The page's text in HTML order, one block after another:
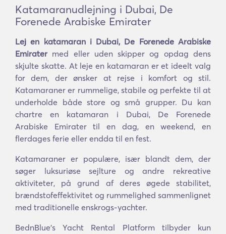
Katamaranudlejning i Dubai, De
Forenede Arabiske Emirater
Lej en katamaran i Dubai, De Forenede Arabiske
Emirater med eller uden skipper og opdag dens
skjulte skatte. At leje en katamaran er et ideelt valg
for dem, der ønsker at rejse i komfort og stil.
Katamaraner er rummelige, stabile og perfekte til at
underholde både store og små grupper. Du kan
chartre en katamaran i Dubai, De Forenede
Arabiske Emirater til en dag, en weekend, en
flerdages ferie eller endda til en fest.
Katamaraner er populære, især blandt dem, der
søger luksuriøse sejlture og andre rekreative
aktiviteter, på grund af deres øgede stabilitet,
brændstofeffektivitet og rummelighed sammenlignet
med traditionelle enskrogs-yachter.
BednBlue's Yacht Rental Platform tilbyder kun